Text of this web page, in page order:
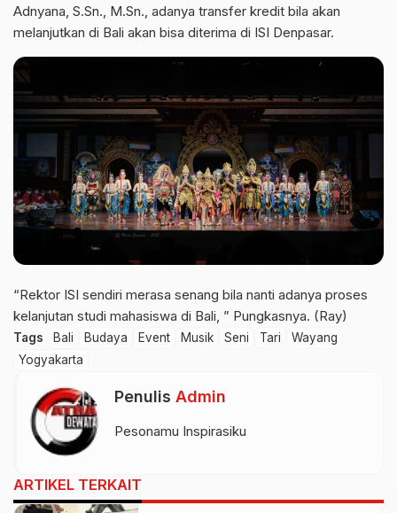
Adnyana, S.Sn., M.Sn., adanya transfer kredit bila akan
melanjutkan di Bali akan bisa diterima di ISI Denpasar.
“Rektor ISI sendiri merasa senang bila nanti adanya proses
kelanjutan studi mahasiswa di Bali, ” Pungkasnya. (Ray)
Tags Bali Budaya Event Musik Seni Tari
Wayang
Yogyakarta
Penulis Admin
Pesonamu Inspirasiku
ARTIKEL TERKAIT